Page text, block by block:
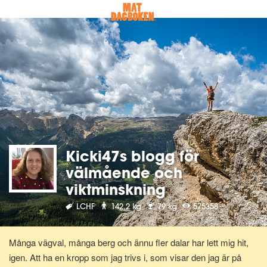
Kicki47s blogg för
välmående och
viktminskning
LCHF 142.2 kg 79 kg 575358
Många vägval, många berg och ännu fler dalar har lett mig hit,
igen. Att ha en kropp som jag trivs i, som visar den jag är på